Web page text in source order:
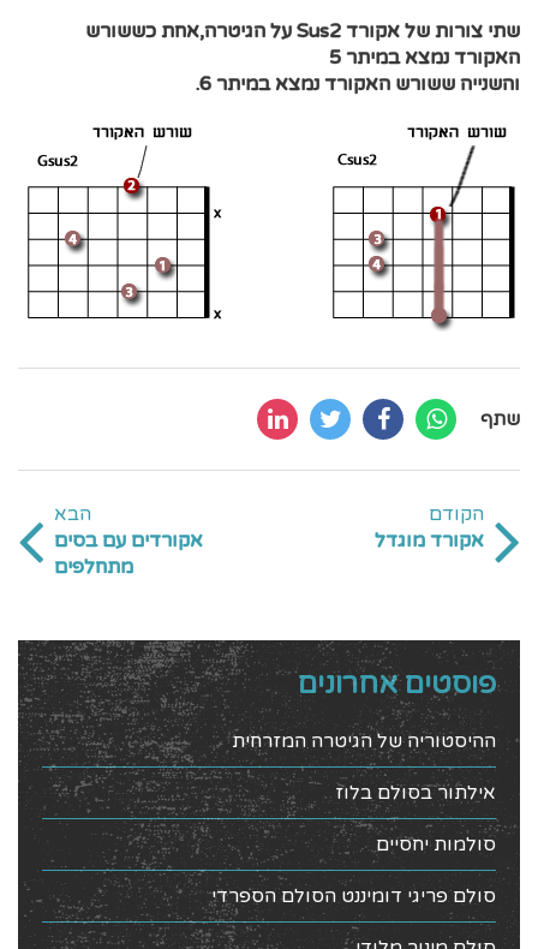
שתי צורות של אקורד Sus2 על הגיטרה,אחת כששורש
האקורד נמצא במיתר 5
והשנייה ששורש האקורד נמצא במיתר 6.
שתף
הקודם
אקורד מוגדל
הבא
אקורדים עם בסים
מתחלפים
פוסטים אחרונים
ההיסטוריה של הגיטרה המזרחית
אילתור בסולם בלוז
סולמות יחסיים
סולם פריגי דומיננט הסולם הספרדי